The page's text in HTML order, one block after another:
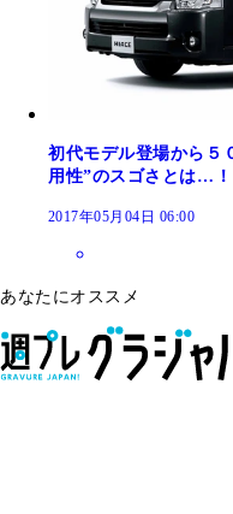
初代モデル登場から５
用性”のスゴさとは…！
2017年05月04日 06:00
あなたにオススメ